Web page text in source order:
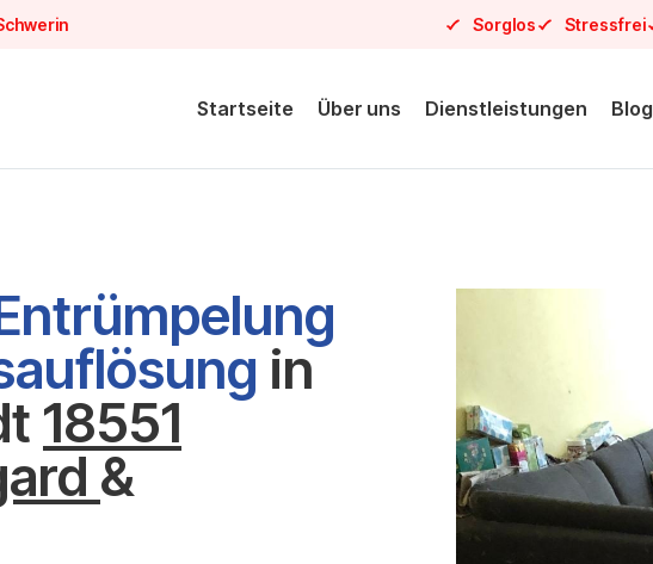
Sorglos Stressfrei
Startseite Über uns Dienstleistungen Blog
in
18551
&